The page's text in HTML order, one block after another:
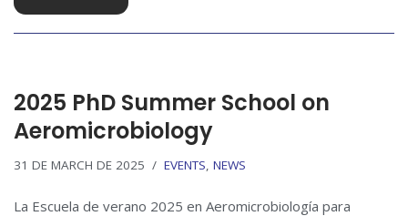
2025 PhD Summer School on
Aeromicrobiology
31 DE MARCH DE 2025 EVENTS, NEWS
La Escuela de verano 2025 en Aeromicrobiología para